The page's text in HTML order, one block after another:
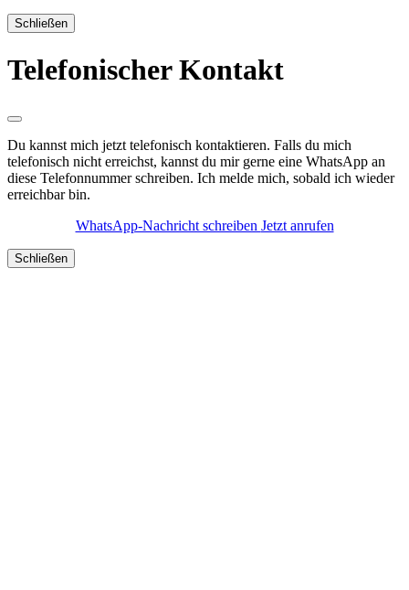
Schließen
Telefonischer Kontakt
Du kannst mich jetzt telefonisch kontaktieren. Falls du mich
telefonisch nicht erreichst, kannst du mir gerne eine WhatsApp an
diese Telefonnummer schreiben. Ich melde mich, sobald ich wieder
erreichbar bin.
WhatsApp-Nachricht schreiben Jetzt anrufen
Schließen